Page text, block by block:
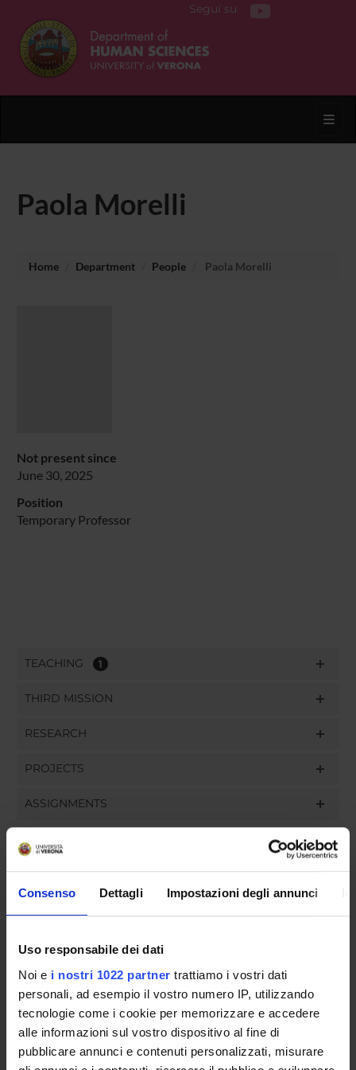
Consenso Dettagli Impostazioni degli annunci
Uso responsabile dei dati
Noi e i nostri 1022 partner trattiamo i vostri dati
personali, ad esempio il vostro numero IP, utilizzando
tecnologie come i cookie per memorizzare e accedere
alle informazioni sul vostro dispositivo al fine di
pubblicare annunci e contenuti personalizzati, misurare
Segui su
Paola Morelli
Home Department People Paola Morelli
Not present since
June 30, 2025
Position
Temporary Professor
TEACHING 1
THIRD MISSION
RESEARCH
PROJECTS
ASSIGNMENTS
ORGANISATION
COMMITTEES
DEPARTMENT ADMINISTRATION OFFICES
STUDENT ADMINISTRATION OFFICES